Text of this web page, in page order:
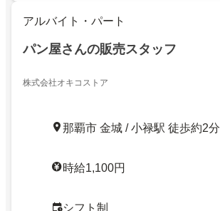
アルバイト・パート
パン屋さんの販売スタッフ
株式会社オキコストア
那覇市 金城 / 小禄駅 徒歩約2分
時給1,100円
シフト制